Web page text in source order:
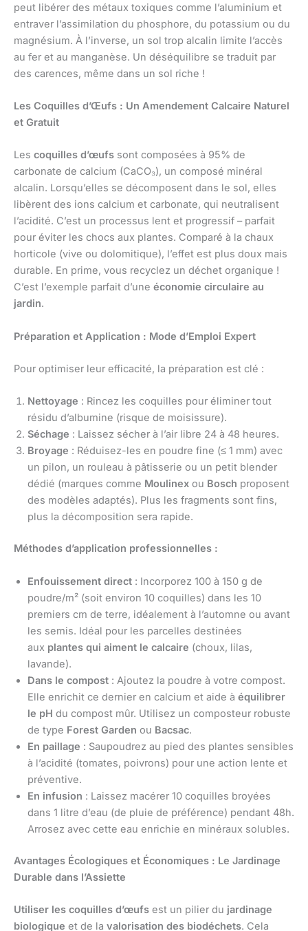
peut libérer des métaux toxiques comme l’aluminium et
entraver l’assimilation du phosphore, du potassium ou du
magnésium. À l’inverse, un sol trop alcalin limite l’accès
au fer et au manganèse. Un déséquilibre se traduit par
des carences, même dans un sol riche !
Les Coquilles d’Œufs : Un Amendement Calcaire Naturel
et Gratuit
Les coquilles d’œufs sont composées à 95% de
carbonate de calcium (CaCO₃), un composé minéral
alcalin. Lorsqu’elles se décomposent dans le sol, elles
libèrent des ions calcium et carbonate, qui neutralisent
l’acidité. C’est un processus lent et progressif – parfait
pour éviter les chocs aux plantes. Comparé à la chaux
horticole (vive ou dolomitique), l’effet est plus doux mais
durable. En prime, vous recyclez un déchet organique !
C’est l’exemple parfait d’une économie circulaire au
jardin.
Préparation et Application : Mode d’Emploi Expert
Pour optimiser leur efficacité, la préparation est clé :
Nettoyage : Rincez les coquilles pour éliminer tout
résidu d’albumine (risque de moisissure).
Séchage : Laissez sécher à l’air libre 24 à 48 heures.
Broyage : Réduisez-les en poudre fine (≤ 1 mm) avec
un pilon, un rouleau à pâtisserie ou un petit blender
dédié (marques comme Moulinex ou Bosch proposent
des modèles adaptés). Plus les fragments sont fins,
plus la décomposition sera rapide.
Méthodes d’application professionnelles :
Enfouissement direct : Incorporez 100 à 150 g de
poudre/m² (soit environ 10 coquilles) dans les 10
premiers cm de terre, idéalement à l’automne ou avant
les semis. Idéal pour les parcelles destinées
aux plantes qui aiment le calcaire (choux, lilas,
lavande).
Dans le compost : Ajoutez la poudre à votre compost.
Elle enrichit ce dernier en calcium et aide à équilibrer
le pH du compost mûr. Utilisez un composteur robuste
de type Forest Garden ou Bacsac.
En paillage : Saupoudrez au pied des plantes sensibles
à l’acidité (tomates, poivrons) pour une action lente et
préventive.
En infusion : Laissez macérer 10 coquilles broyées
dans 1 litre d’eau (de pluie de préférence) pendant 48h.
Arrosez avec cette eau enrichie en minéraux solubles.
Avantages Écologiques et Économiques : Le Jardinage
Durable dans l’Assiette
Utiliser les coquilles d’œufs est un pilier du jardinage
biologique et de la valorisation des biodéchets. Cela